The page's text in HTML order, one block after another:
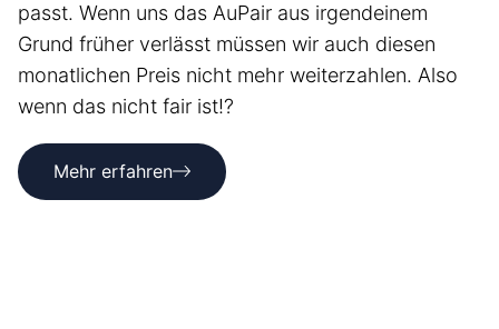
passt. Wenn uns das AuPair aus irgendeinem
Grund früher verlässt müssen wir auch diesen
monatlichen Preis nicht mehr weiterzahlen. Also
wenn das nicht fair ist!?
Mehr erfahren